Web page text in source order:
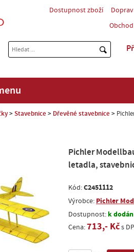
Dostupnost zboží
Stavebnice Dřevěné stavebnice
Pichler
letadla,
Kód:C2451112
Výrobce: Pichler
Dostupnost:k
Cena:713,- Kčs